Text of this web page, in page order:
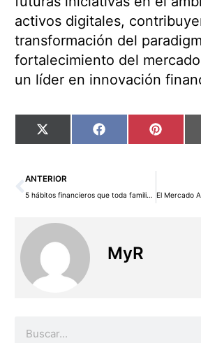
activos digitales,
transformación del
fortalecimiento del
un líder en innovación
Compartir
en
X
(Twitter)
Compartir
en
Facebook
en
Pinterest
Ant
ANTERIOR
5 hábitos financieros que toda familia debería enseñar
MyR